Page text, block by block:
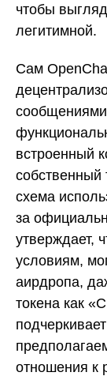
чтобы
легитимной.
Сам
встроенный
собственный
схема
за
утверждает,
условиям,
аирдропа,
токена как
отношения к